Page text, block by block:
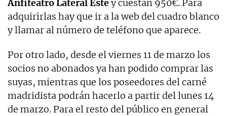
Anfiteatro Lateral Estey cuestan 950€. Para
adquirirlas hay que ir a la web del cuadro blanco
y llamar al número de teléfono que aparece.
Por otro lado, desde el viernes 11 de marzo los
socios no abonados ya han podido comprar las
suyas, mientras que los poseedores del carné
madridista podrán hacerlo a partir del lunes 14
de marzo. Para el resto del público en general